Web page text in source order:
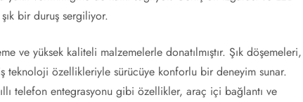
bir duruş sergiliyor.
ve yüksek kaliteli malzemelerle donatılmıştır. Şık döşemeleri,
teknoloji özellikleriyle sürücüye konforlu bir deneyim sunar.
telefon entegrasyonu gibi özellikler, araç içi bağlantı ve